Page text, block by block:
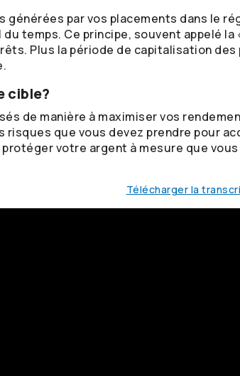
générées par vos placements dans le
temps. Ce principe, souvent appelé
Plus la période de capitalisation
cible?
de manière à maximiser vos
que vous devez prendre pour
votre argent à mesure que
Télécharger la